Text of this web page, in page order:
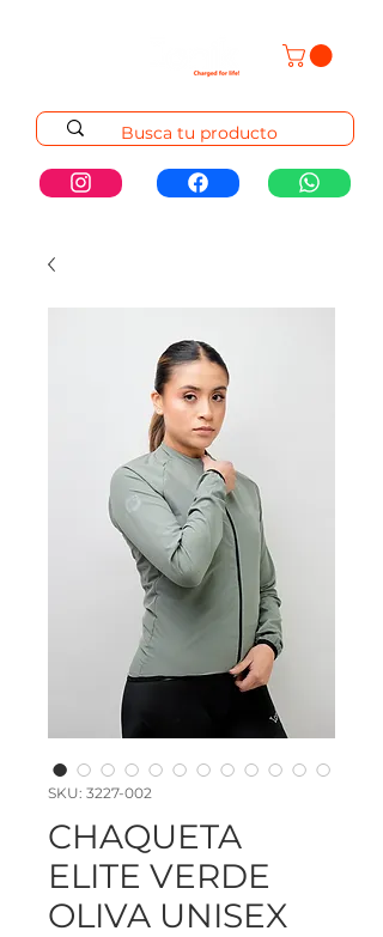
SKU: 3227-002
CHAQUETA
ELITE VERDE
OLIVA UNISEX